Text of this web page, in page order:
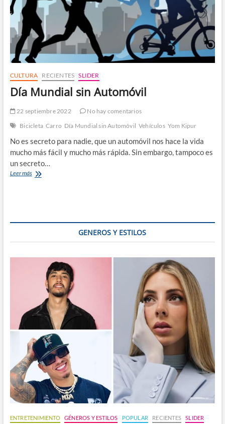
CULTURA RECIENTES SLIDER
Día Mundial sin Automóvil
22 septiembre 2022
No hay comentarios
Bicicleta Carro Día Mundial sin Automóvil Vehículos Yom Kipur
No es secreto para nadie, que un automóvil nos hace la vida
mucho más fácil y mucho más rápida. Sin embargo, tampoco es
un secreto…
Leer másDía
GENEROS Y ESTILOS
ENTRETENIMIENTO GÉNEROS Y ESTILOS POPULAR RECIENTES SLIDER